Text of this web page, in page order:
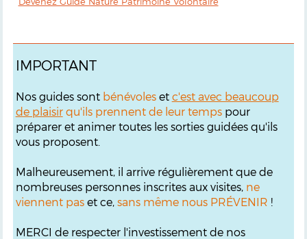
IMPORTANT
Nos guides sont bénévoleset c'est avec beaucoup
de plaisirqu'ils prennent de leur tempspour
préparer et animer toutes les sorties guidées qu'ils
vous proposent.
Malheureusement, il arrive régulièrement que de
nombreuses personnes inscrites aux visites, ne
viennent paset ce, sans même nous PRÉVENIR !
MERCI de respecter l'investissement de nos